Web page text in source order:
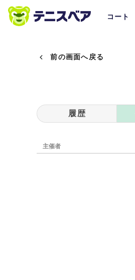
コート
前の画面へ戻る
履歴
主催者